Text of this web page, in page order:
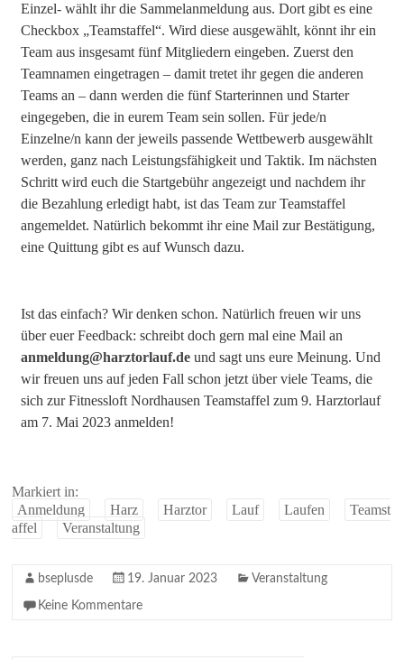
Einzel- wählt ihr die Sammelanmeldung aus. Dort gibt es eine
Checkbox „Teamstaffel“. Wird diese ausgewählt, könnt ihr ein
Team aus insgesamt fünf Mitgliedern eingeben. Zuerst den
Teamnamen eingetragen – damit tretet ihr gegen die anderen
Teams an – dann werden die fünf Starterinnen und Starter
eingegeben, die in eurem Team sein sollen. Für jede/n
Einzelne/n kann der jeweils passende Wettbewerb ausgewählt
werden, ganz nach Leistungsfähigkeit und Taktik. Im nächsten
Schritt wird euch die Startgebühr angezeigt und nachdem ihr
die Bezahlung erledigt habt, ist das Team zur Teamstaffel
angemeldet. Natürlich bekommt ihr eine Mail zur Bestätigung,
eine Quittung gibt es auf Wunsch dazu.
Ist das einfach? Wir denken schon. Natürlich freuen wir uns
über euer Feedback: schreibt doch gern mal eine Mail an
anmeldung@harztorlauf.de und sagt uns eure Meinung. Und
wir freuen uns auf jeden Fall schon jetzt über viele Teams, die
sich zur Fitnessloft Nordhausen Teamstaffel zum 9. Harztorlauf
am 7. Mai 2023 anmelden!
Markiert in:
Anmeldung
Harz Harztor Lauf Laufen
Teamst
affel
Veranstaltung
bseplusde 19. Januar 2023 Veranstaltung
Keine Kommentare